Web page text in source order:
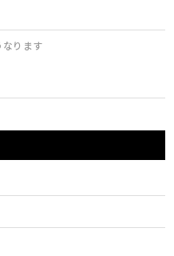
ります